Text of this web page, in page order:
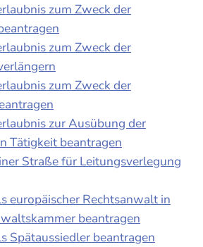
zum Zweck der
zum Zweck der
zum Zweck der
zur Ausübung der
Tätigkeit beantragen
Straße für Leitungsverlegung
europäischer Rechtsanwalt in
beantragen
Spätaussiedler beantragen